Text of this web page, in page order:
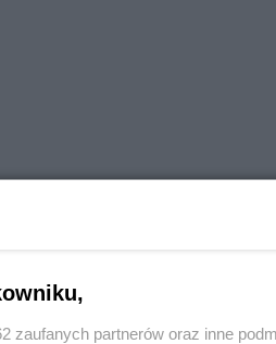
który popiera
zaufanych partnerów oraz inne